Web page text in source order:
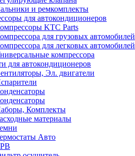
и ремкомплекты
для автокондиционеров
KTC Parts
для грузовых автомобилей
для легковых автомобилей
компрессора
для автокондиционеров
Эл. двигатели
Комплекты
материалы
Авто